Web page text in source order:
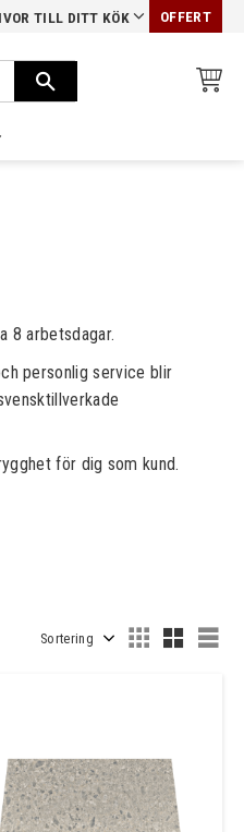
TILL DITT KÖK OFFERT
8 arbetsdagar.
personlig service blir
för dig som kund.